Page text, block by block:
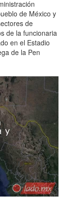
de México y
de
de la funcionaria
en el Estadio
de la Pen